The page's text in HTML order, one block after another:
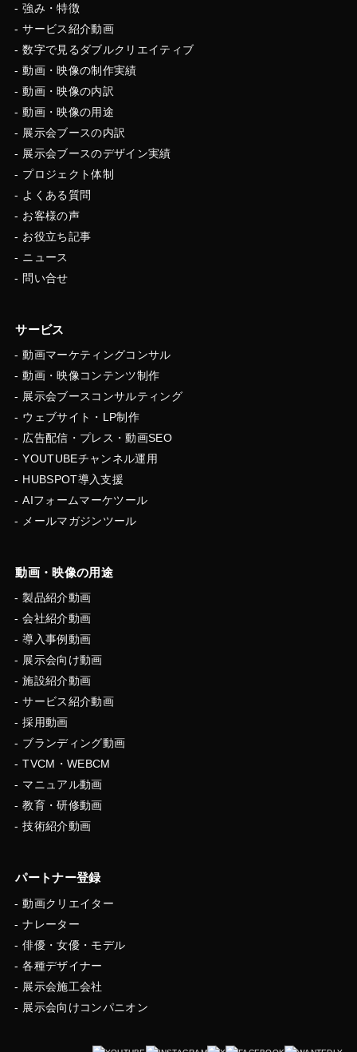
強み・特徴
サービス紹介動画
数字で見るダブルクリエイティブ
動画・映像の制作実績
動画・映像の内訳
動画・映像の用途
展示会ブースの内訳
展示会ブースのデザイン実績
プロジェクト体制
よくある質問
お客様の声
お役立ち記事
ニュース
問い合せ
サービス
動画マーケティングコンサル
動画・映像コンテンツ制作
展示会ブースコンサルティング
ウェブサイト・LP制作
広告配信・プレス・動画SEO
YOUTUBEチャンネル運用
HUBSPOT導入支援
AIフォームマーケツール
メールマガジンツール
動画・映像の用途
製品紹介動画
会社紹介動画
導入事例動画
展示会向け動画
施設紹介動画
サービス紹介動画
採用動画
ブランディング動画
TVCM・WEBCM
マニュアル動画
教育・研修動画
技術紹介動画
パートナー登録
動画クリエイター
ナレーター
俳優・女優・モデル
各種デザイナー
展示会施工会社
展示会向けコンパニオン